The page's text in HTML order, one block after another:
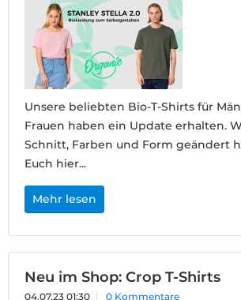
Unsere beliebten Bio-T-Shirts für
Frauen haben ein Update erhalten.
Schnitt, Farben und Form geändert
Euch hier...
Mehr lesen
Neu im Shop: Crop T-Shirts
04.07.23 01:30 0 Kommentare